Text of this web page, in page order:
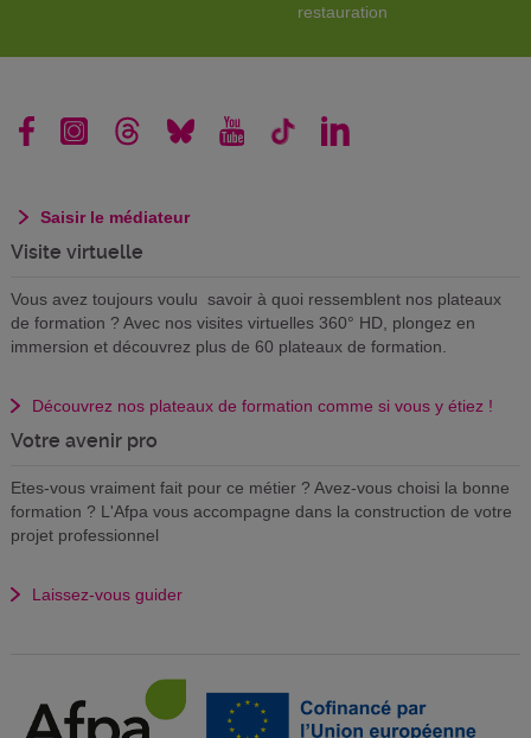
restauration
Saisir le médiateur
Visite virtuelle
Vous avez toujours voulu savoir à quoi ressemblent nos plateaux
de formation ? Avec nos visites virtuelles 360° HD, plongez en
immersion et découvrez plus de 60 plateaux de formation.
Découvrez nos plateaux de formation comme si vous y étiez !
Votre avenir pro
Etes-vous vraiment fait pour ce métier ? Avez-vous choisi la bonne
formation ? L'Afpa vous accompagne dans la construction de votre
projet professionnel
Laissez-vous guider